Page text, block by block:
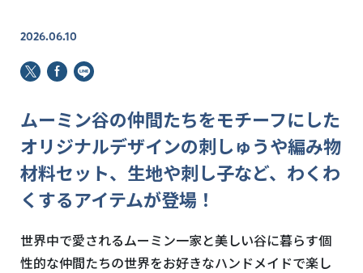
2026.06.10
ムーミン谷の仲間たちをモチーフにした
オリジナルデザインの刺しゅうや編み物
材料セット、生地や刺し子など、わくわ
くするアイテムが登場！
世界中で愛されるムーミン一家と美しい谷に暮らす個
性的な仲間たちの世界をお好きなハンドメイドで楽し